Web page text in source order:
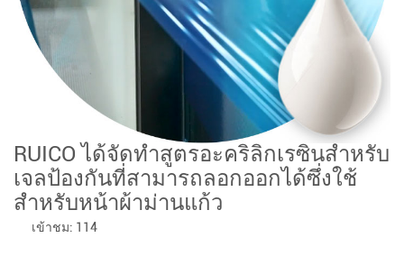
RUICO ได้จัดทำสูตรอะคริลิกเรซินสำหรับ
เจลป้องกันที่สามารถลอกออกได้ซึ่งใช้
สำหรับหน้าผ้าม่านแก้ว
เข้าชม: 114